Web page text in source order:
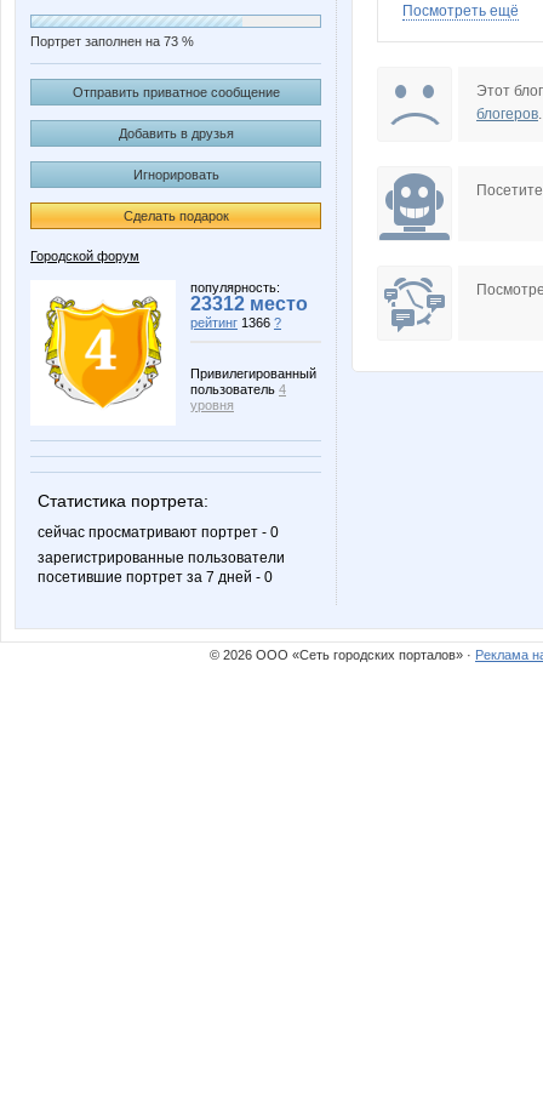
Портрет заполнен на 73 %
Отправить приватное сообщение
Добавить в друзья
Игнорировать
Сделать подарок
Городской форум
популярность:
23312 место
рейтинг 1366 ?
Привилегированный
пользователь 4
уровня
Статистика портрета:
сейчас просматривают портрет - 0
зарегистрированные пользователи
посетившие портрет за 7 дней - 0
Посмотреть ещё
Этот
блогеров.
© 2026 ООО «Сеть городских порталов» · Реклама